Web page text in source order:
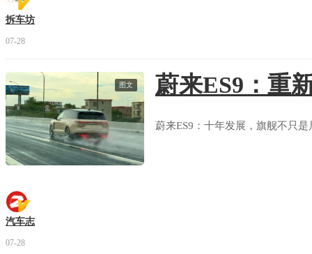
拆车坊
07-28
图文 蔚来ES9：重
蔚来ES9：十年发展，旗舰不只
汽车志
07-28